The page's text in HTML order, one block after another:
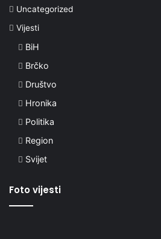
Uncategorized
Vijesti
BiH
Brčko
Društvo
Hronika
Politika
Region
Svijet
Foto vijesti